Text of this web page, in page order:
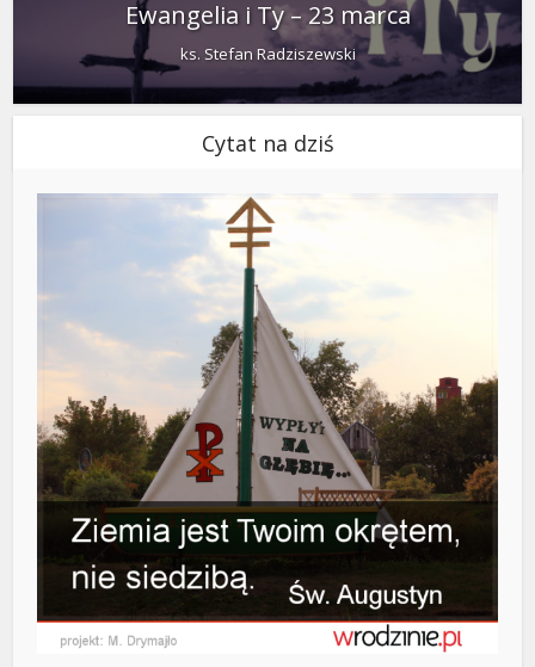
Ewangelia i Ty – 23 marca
ks. Stefan Radziszewski
Cytat na dziś